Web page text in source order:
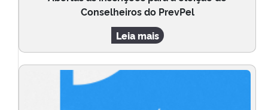
Conselheiros do PrevPel
Leia mais